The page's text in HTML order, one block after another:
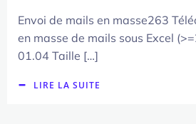
Envoi de mails en masse263
en masse de mails sous Excel
01.04 Taille […]
LIRE LA SUITE